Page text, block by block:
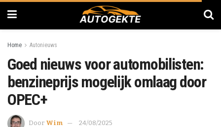
Home Autonieuws
Goed nieuws voor automobilisten:
benzineprijs mogelijk omlaag door
OPEC+
Door Wim 24/08/2025